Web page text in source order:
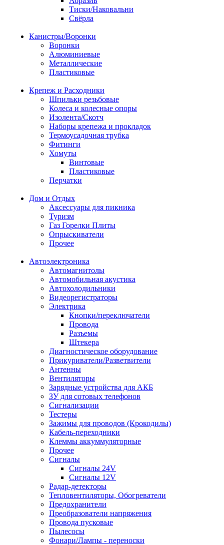
Тиски/Наковальни
Свёрла
Канистры/Воронки
Воронки
Алюминиевые
Металлические
Пластиковые
Крепеж и Расходники
Шпильки резьбовые
Колеса и колесные опоры
Изолента/Скотч
Наборы крепежа и прокладок
Термоусадочная трубка
Фитинги
Хомуты
Винтовые
Пластиковые
Перчатки
Дом и Отдых
Аксессуары для пикника
Туризм
Газ Горелки Плиты
Опрыскиватели
Прочее
Автоэлектроника
Автомагнитолы
Автомобильная акустика
Автохолодильники
Видеорегистраторы
Электрика
Кнопки/переключатели
Провода
Разъемы
Штекера
Диагностическое оборудование
Прикуриватели/Разветвители
Антенны
Вентиляторы
Зарядные устройства для АКБ
ЗУ для сотовых телефонов
Сигнализации
Тестеры
Зажимы для проводов (Крокодилы)
Кабель-переходники
Клеммы аккуммуляторные
Прочее
Сигналы
Сигналы 24V
Сигналы 12V
Радар-детекторы
Тепловентиляторы, Обогреватели
Предохранители
Преобразователи напряжения
Провода пусковые
Пылесосы
Фонари/Лампы - переноски